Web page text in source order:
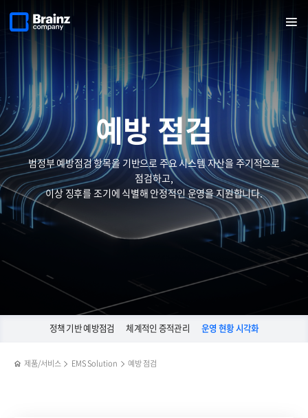
열기
예방 점검
범정부 예방점검 항목을 기반으로 주요 시스템 자산을 주기적으로
점검하고,
이상 징후를 조기에 식별해 안정적인 운영을 지원합니다.
정책 기반 예방점검 체계적인 증적관리 운영 현황 시각화
페이지로
제품/서비스 EMS Solution 예방 점검